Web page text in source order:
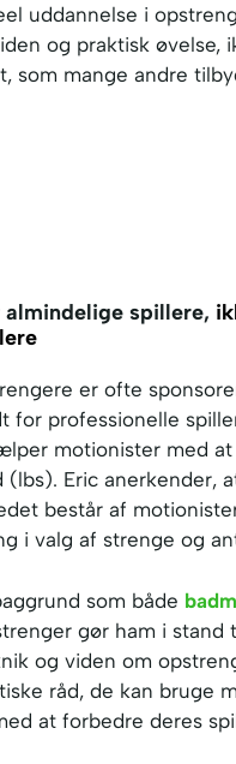
uddannelse i
og praktisk øvelse,
som mange andre
spillere,
er ofte
for professionelle
motionister med
Eric anerkender,
består af
i valg af strenge og
som både
gør ham i stand
og viden om
råd, de kan bruge
at forbedre deres